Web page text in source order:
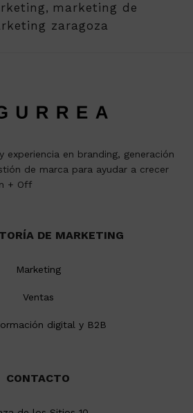
, marketing de
zaragoza
experiencia en branding, generación
de marca para ayudar a crecer
+ Off
DE MARKETING
Marketing
Ventas
digital y B2B
CONTACTO